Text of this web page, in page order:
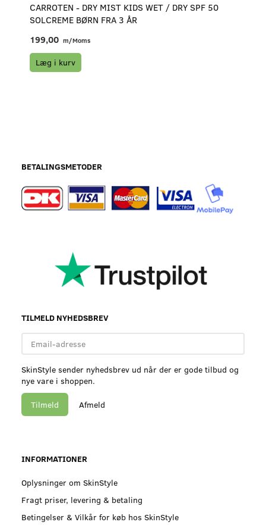
CARROTEN - DRY MIST KIDS WET / DRY SPF 50
SOLCREME BØRN FRA 3 ÅR
199,00 m/Moms
Læg i kurv
BETALINGSMETODER
TILMELD NYHEDSBREV
adresse
SkinStyle sender nyhedsbrev ud når der er gode tilbud og
nye vare i shoppen.
Tilmeld Afmeld
INFORMATIONER
Oplysninger om SkinStyle
Fragt priser, levering & betaling
Betingelser & Vilkår for køb hos SkinStyle